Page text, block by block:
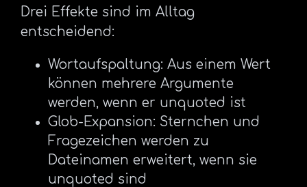
Drei Effekte sind im Alltag
entscheidend:
Wortaufspaltung: Aus einem Wert
können mehrere Argumente
werden, wenn er unquoted ist
Glob-Expansion: Sternchen und
Fragezeichen werden zu
Dateinamen erweitert, wenn sie
unquoted sind